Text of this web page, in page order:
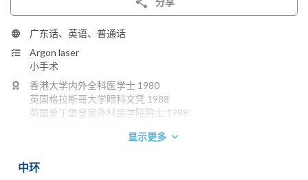
广东话、英语、普通话
Argon laser
小手术
香港大学内外全科医学士 1980
英国格拉斯哥大学眼科文凭 1988
英国爱丁堡皇家外科医学院院士 1988
香港外科医学院院士 1993
香港眼科医学院院士 1996
显示更多
中环